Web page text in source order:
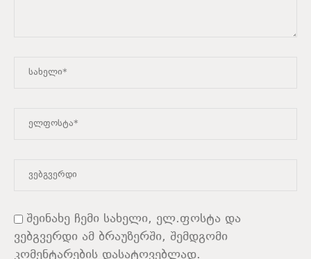
შეინახე ჩემი სახელი, ელ.ფოსტა და
ვებგვერდი ამ ბრაუზერში, შემდგომი
კომენტარების დასატოვებლად.